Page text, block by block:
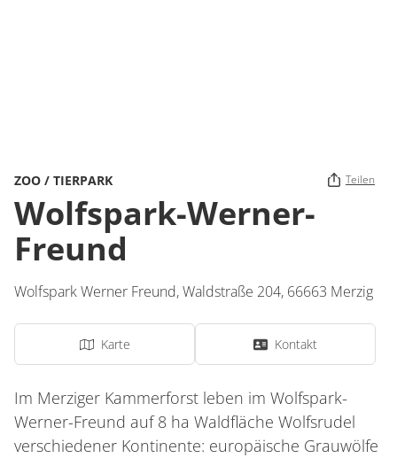
ZOO / TIERPARK Teilen
Wolfspark-Werner-
Freund
Wolfspark Werner Freund,Waldstraße 204, 66663 Merzig
Karte Kontakt
Im Merziger Kammerforst leben im Wolfspark-
Werner-Freund auf 8 ha Waldfläche Wolfsrudel
verschiedener Kontinente: europäische Grauwölfe